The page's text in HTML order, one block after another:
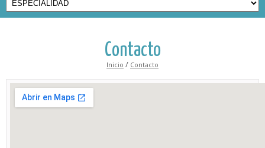
Contacto
Inicio / Contacto